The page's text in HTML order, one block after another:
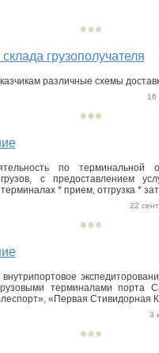
грузополучателя
различные схемы
16
по терминальной
с предоставлением
* прием, отгрузка *
22
терминалами порта
«Первая Стивидорная
3